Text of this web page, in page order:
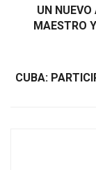
UN NUEVO
MAESTRO
CUBA: